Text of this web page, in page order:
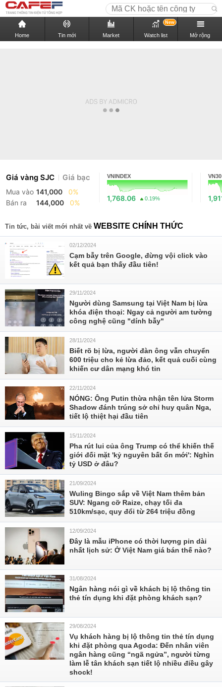
Home Tin mới Market Watch list
New
Mở rộng
Giá vàng SJC Giá bạc
Mua vào 141,000
0%
Bán ra
144,000 0%
VNINDEX
1,768.06 0.19%
VN30
Tin tức, bài viết mới nhất về WEBSITE CHÍNH THỨC
02/12/2024
Cạm bẫy trên Google, đừng vội click vào
kết quả bạn thấy đầu tiên!
29/11/2024
Người dùng Samsung tại Việt Nam bị lừa
khóa điện thoại: Ngay cả người am tường
công nghệ cũng "dính bẫy"
28/11/2024
Biết rõ bị lừa, người đàn ông vẫn chuyển
600 triệu cho kẻ lừa đảo, kết quả cuối cùng
khiến cư dân mạng khó tin
22/11/2024
NÓNG: Ông Putin thừa nhận tên lửa Storm
Shadow đánh trúng sở chỉ huy quân Nga,
tiết lộ thiệt hại đầu tiên
15/11/2024
Pha rút lui của ông Trump có thể khiến thế
giới đối mặt 'kỷ nguyên bất ổn mới': Nghìn
tỷ USD ở đâu?
21/09/2024
Wuling Bingo sắp về Việt Nam thêm bản
SUV: Ngang cỡ Raize, chạy tối đa
510km/sạc, quy đổi từ 264 triệu đồng
12/09/2024
Đây là mẫu iPhone có thời lượng pin dài
nhất lịch sử: Ở Việt Nam giá bán thế nào?
31/08/2024
Ngân hàng nói gì về khách bị lộ thông tin
thẻ tín dụng khi đặt phòng khách sạn?
29/08/2024
Vụ khách hàng bị lộ thông tin thẻ tín dụng
khi đặt phòng qua Agoda: Đến nhân viên
ngân hàng cũng “ngã ngửa”, người từng
làm lễ tân khách sạn tiết lộ nhiều điều gây
shock!